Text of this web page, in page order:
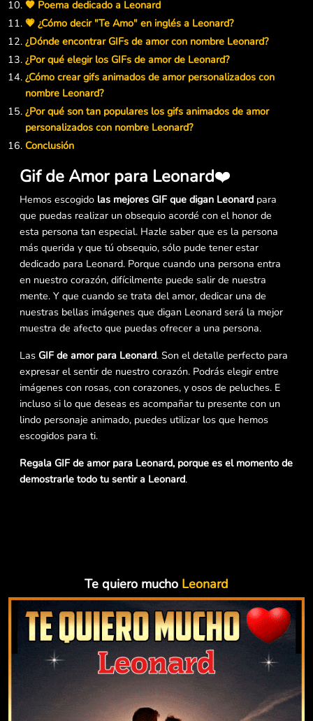
🧡 Poema dedicado a Leonard
💗 ¿Cómo decir "Te Amo" en inglés a Leonard?
¿Dónde encontrar GIFs de amor con nombre Leonard?
¿Por qué elegir los GIFs de amor de Leonard?
¿Cómo crear gifs animados de amor personalizados con
nombre Leonard?
¿Por qué son tan populares los gifs animados de amor
personalizados con nombre Leonard?
Conclusión
Gif de Amor para Leonard❤️
Hemos escogido las mejores GIF que digan Leonard para
que puedas realizar un obsequio acordé con el honor de
esta persona tan especial. Hazle saber que es la persona
más querida y que tú obsequio, sólo pude tener estar
dedicado para Leonard. Porque cuando una persona entra
en nuestro corazón, difícilmente puede salir de nuestra
mente. Y que cuando se trata del amor, dedicar una de
nuestras bellas imágenes que digan Leonard será la mejor
muestra de afecto que puedas ofrecer a una persona.
Las GIF de amor para Leonard. Son el detalle perfecto para
expresar el sentir de nuestro corazón. Podrás elegir entre
imágenes con rosas, con corazones, y osos de peluches. E
incluso si lo que deseas es acompañar tu presente con un
lindo personaje animado, puedes utilizar los que hemos
escogidos para ti.
Regala GIF de amor para Leonard, porque es el momento de
demostrarle todo tu sentir a Leonard.
Te quiero mucho Leonard